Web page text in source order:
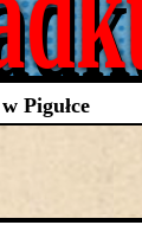
Pigułce